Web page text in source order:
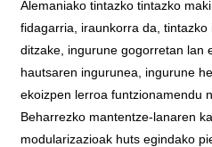
Alemaniako tintazko tintazko
fidagarria, iraunkorra da,
ditzake, ingurune gogorretan lan
hautsaren ingurunea, ingurune
ekoizpen lerroa funtzionamendu
Beharrezko mantentze-lanaren
modularizazioak huts egindako